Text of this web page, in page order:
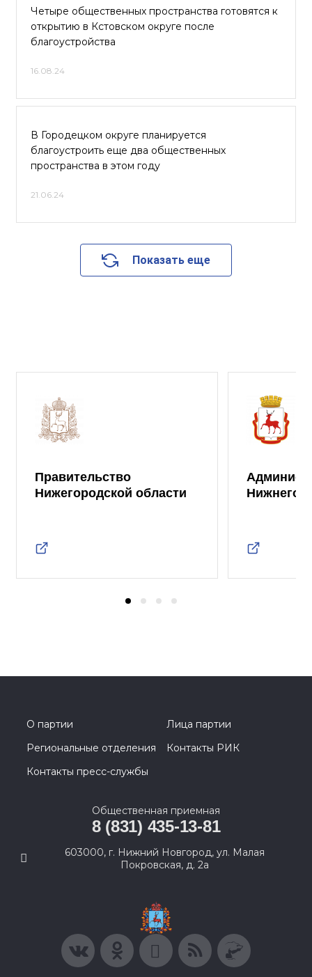
Четыре общественных пространства готовятся к
открытию в Кстовском округе после
благоустройства
16.08.24
В Городецком округе планируется
благоустроить еще два общественных
пространства в этом году
21.06.24
Показать еще
Правительство
Нижегородской области
Нижнего
О партии
Лица партии
Региональные отделения
Контакты РИК
Контакты пресс-службы
Общественная приемная
8 (831) 435-13-81
603000, г. Нижний Новгород, ул. Малая
Покровская, д. 2а